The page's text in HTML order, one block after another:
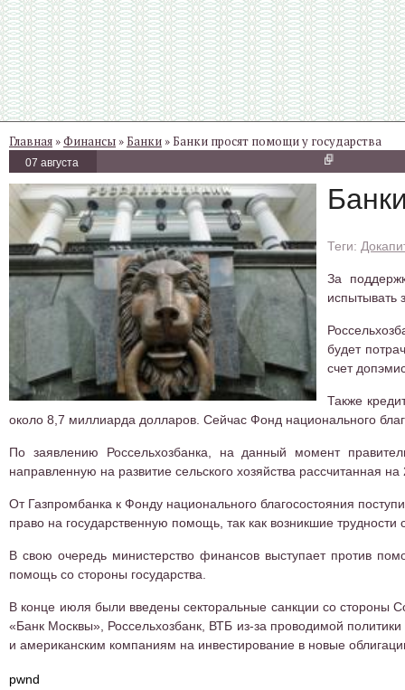
Главная »Финансы »Банки » Банки просят помощи у государства
07 августа
За
испытывать
будет
счет
Также
около 8,7 миллиарда долларов. Сейчас Фонд национального
По заявлению Россельхозбанка, на данный момент
направленную на развитие сельского хозяйства рассчитанная
От Газпромбанка к Фонду национального благосостояния
право на государственную помощь, так как возникшие
В свою очередь министерство финансов выступает против
помощь со стороны государства.
В конце июля были введены секторальные санкции со стороны
«Банк Москвы», Россельхозбанк, ВТБ из-за проводимой
и американским компаниям на инвестирование в новые
pwnd